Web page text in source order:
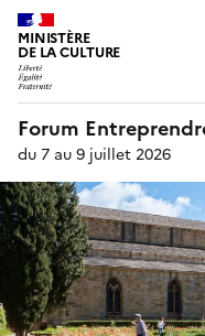
MINISTÈRE
DE LA CULTURE
Forum
du 7 au 9 juillet 2026